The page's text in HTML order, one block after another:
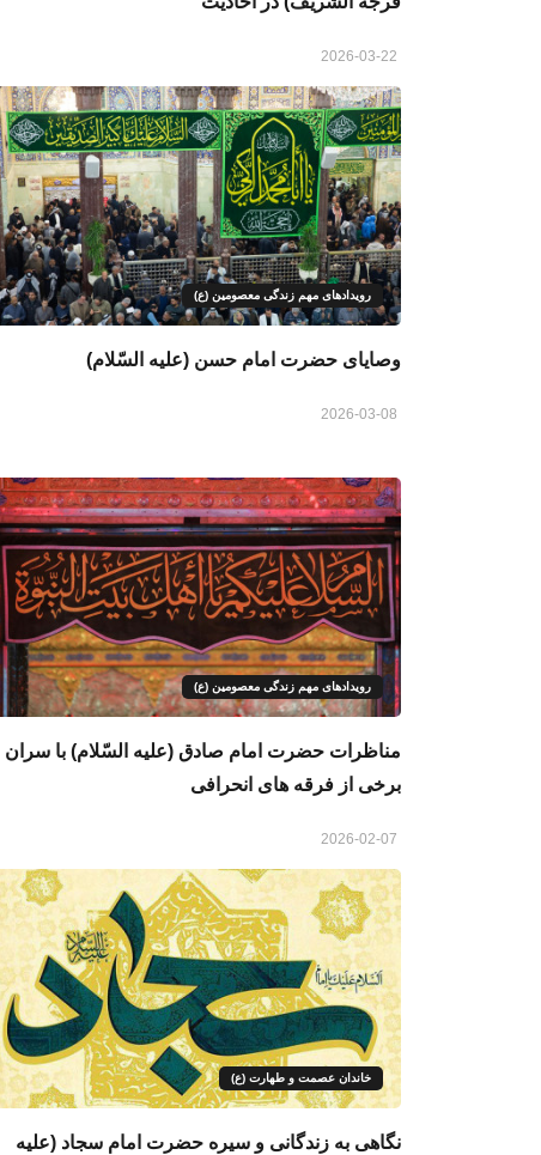
رویدادهای مهم زندگی معصومین (ع)
وصایای حضرت امام حسن (علیه السّلام)
رویدادهای مهم زندگی معصومین (ع)
مناظرات حضرت امام صادق (علیه السّلام) با سران
برخی از فرقه های انحرافی
خاندان عصمت و طهارت (ع)
نگاهی به زندگانی و سیره حضرت امام سجاد (علیه